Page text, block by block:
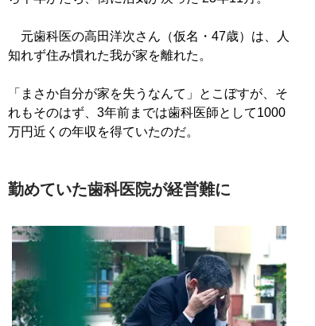
元歯科医の高田洋次さん（仮名・47歳）は、人
知れず住み慣れた我が家を離れた。
「まさか自分が家を失うなんて」とこぼすが、そ
れもそのはず、3年前までは歯科医師として1000
万円近くの年収を得ていたのだ。
勤めていた歯科医院が経営難に